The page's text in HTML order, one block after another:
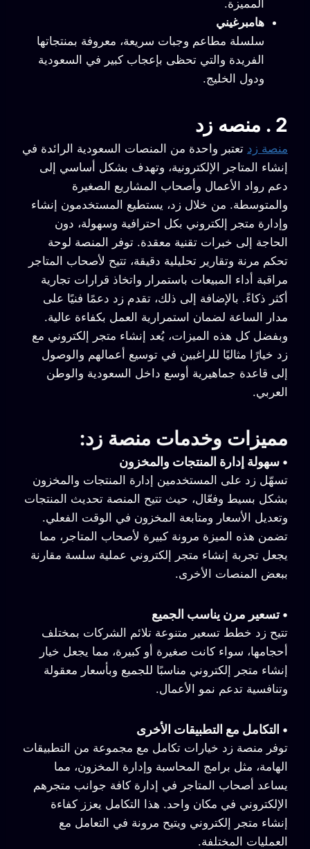
المميزة.
هامبرغيني
سلسلة مطاعم وجبات سريعة، معروفة بمنتجاتها
الفريدة والتي تحظى بإعجاب كبير في السعودية
ودول الخليج.
2 . منصه زد
منصة زد تعتبر واحدة من المنصات السعودية الرائدة في
إنشاء المتاجر الإلكترونية، وتهدف بشكل أساسي إلى
دعم رواد الأعمال وأصحاب المشاريع الصغيرة
والمتوسطة. من خلال زد، يستطيع المستخدمون إنشاء
وإدارة متجر إلكتروني بكل احترافية وسهولة، دون
الحاجة إلى خبرات تقنية معقدة. توفر المنصة لوحة
تحكم مرنة وتقارير تحليلية دقيقة، تتيح لأصحاب المتاجر
مراقبة أداء المبيعات باستمرار واتخاذ قرارات تجارية
أكثر ذكاءً. بالإضافة إلى ذلك، تقدم زد دعمًا فنيًا على
مدار الساعة لضمان استمرارية العمل بكفاءة عالية.
وبفضل كل هذه الميزات، يُعد إنشاء متجر إلكتروني مع
زد خيارًا مثاليًا للراغبين في توسيع أعمالهم والوصول
إلى قاعدة جماهيرية أوسع داخل السعودية والوطن
العربي.
مميزات وخدمات منصة زد:
• سهولة إدارة المنتجات والمخزون
تسهّل زد على المستخدمين إدارة المنتجات والمخزون
بشكل بسيط وفعّال، حيث تتيح المنصة تحديث المنتجات
وتعديل الأسعار ومتابعة المخزون في الوقت الفعلي.
تضمن هذه الميزة مرونة كبيرة لأصحاب المتاجر، مما
يجعل تجربة إنشاء متجر إلكتروني عملية سلسة مقارنة
ببعض المنصات الأخرى.
•تسعير مرن يناسب الجميع
تتيح زد خطط تسعير متنوعة تلائم الشركات بمختلف
أحجامها، سواء كانت صغيرة أو كبيرة، مما يجعل خيار
إنشاء متجر إلكتروني مناسبًا للجميع وبأسعار معقولة
وتنافسية تدعم نمو الأعمال.
• التكامل مع التطبيقات الأخرى
توفر منصة زد خيارات تكامل مع مجموعة من التطبيقات
الهامة، مثل برامج المحاسبة وإدارة المخزون، مما
يساعد أصحاب المتاجر في إدارة كافة جوانب متجرهم
الإلكتروني في مكان واحد. هذا التكامل يعزز كفاءة
إنشاء متجر إلكتروني ويتيح مرونة في التعامل مع
العمليات المختلفة.